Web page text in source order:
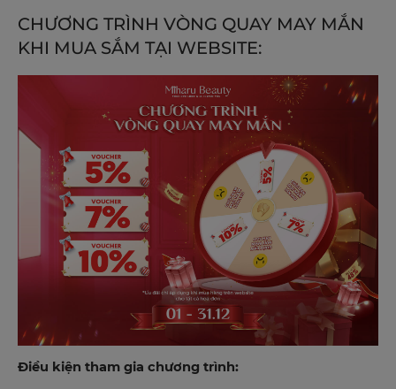
CHƯƠNG TRÌNH VÒNG QUAY MAY MẮN
KHI MUA SẮM TẠI WEBSITE:
Điều kiện tham gia chương trình: